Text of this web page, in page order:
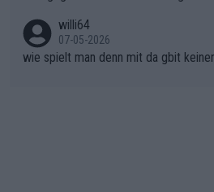
n)
willi64
07-05-2026
wie spielt man denn mit da gbit